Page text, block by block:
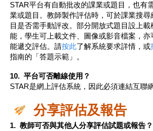
STAR平台有自動批改的課業或題目，也有
業或題目。教師製作評估時，可於課業搜尋
目是否需手動評改。部分開放式題目設上
能，學生可上載文件、圖像或影音檔案，亦
能遞交評估。請按此了解系統要求詳情，或
指南的「答題示範」。
10. 平台可否離線使用？
STAR是網上評估系統，因此必須連結互聯
分享評估及報告
1. 教師可否與其他人分享評估試題或報告？